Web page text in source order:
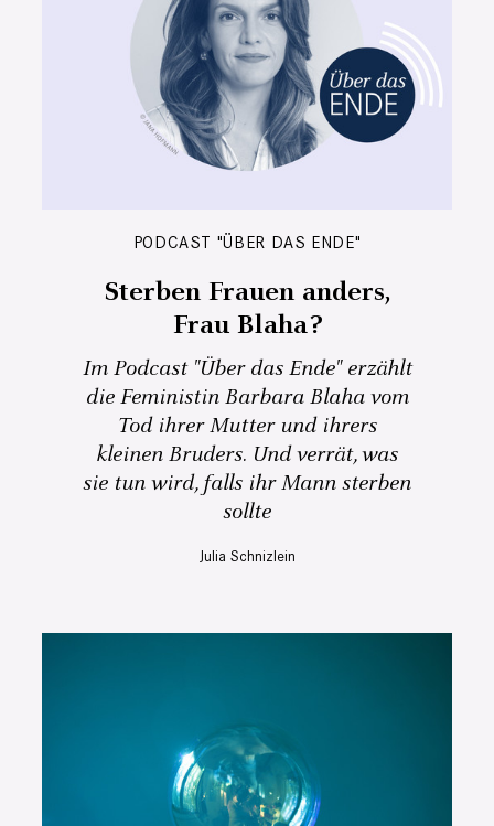
PODCAST "ÜBER DAS ENDE"
Sterben Frauen anders,
Frau Blaha?
Im Podcast "Über das Ende" erzählt
die Feministin Barbara Blaha vom
Tod ihrer Mutter und ihrers
kleinen Bruders. Und verrät, was
sie tun wird, falls ihr Mann sterben
sollte
Julia Schnizlein